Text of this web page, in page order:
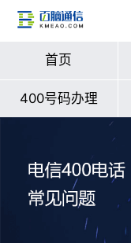
首页
400号码办理